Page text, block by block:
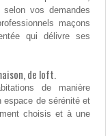
vos demandes
maçons
qui délivre ses
de loft.
de manière
espace de sérénité et
choisis et à une